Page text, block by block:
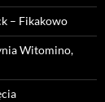
– Fikakowo
Witomino,